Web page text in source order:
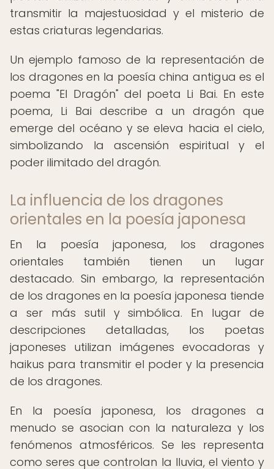
transmitir la majestuosidad y el misterio de
estas criaturas legendarias.
Un ejemplo famoso de la representación de
los dragones en la poesía china antigua es el
poema "El Dragón" del poeta Li Bai. En este
poema, Li Bai describe a un dragón que
emerge del océano y se eleva hacia el cielo,
simbolizando la ascensión espiritual y el
poder ilimitado del dragón.
La influencia de los dragones
orientales en la poesía japonesa
En la poesía japonesa, los dragones
orientales también tienen un lugar
destacado. Sin embargo, la representación
de los dragones en la poesía japonesa tiende
a ser más sutil y simbólica. En lugar de
descripciones detalladas, los poetas
japoneses utilizan imágenes evocadoras y
haikus para transmitir el poder y la presencia
de los dragones.
En la poesía japonesa, los dragones a
menudo se asocian con la naturaleza y los
fenómenos atmosféricos. Se les representa
como seres que controlan la lluvia, el viento y